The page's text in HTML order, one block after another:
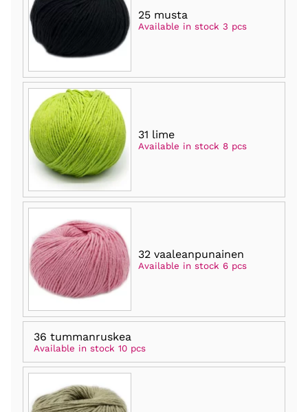
25 musta
Available in stock 3 pcs
31 lime
Available in stock 8 pcs
32 vaaleanpunainen
Available in stock 6 pcs
36 tummanruskea
Available in stock 10 pcs